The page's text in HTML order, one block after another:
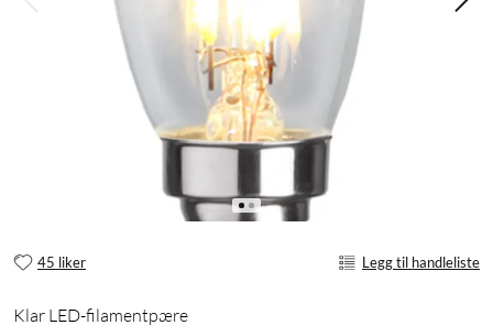
45 liker Legg til handleliste
Klar LED-filamentpære